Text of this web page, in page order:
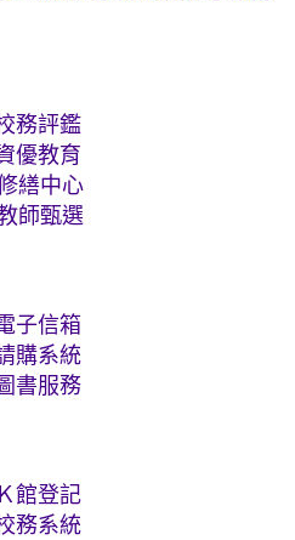
務評鑑
優教育
繕中心
師甄選
子信箱
購系統
書服務
Ｋ館登記
務系統